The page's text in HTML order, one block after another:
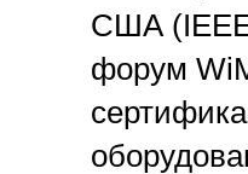
США
форум